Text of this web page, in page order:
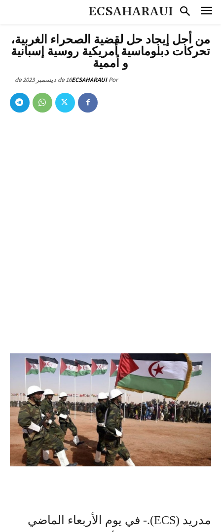
ECSAHARAUI
من أجل إيجاد حل لقضية الصحراء الغربية،
تحركات دبلوماسية أمريكية روسية إسبانية
و أممية
Por
ECSAHARAUI16 de ديسمبر de 2023
مدريد (ECS).- في يوم الأربعاء الماضي